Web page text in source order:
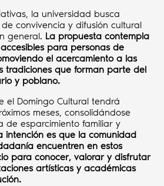
la universidad busca
convivencia y difusión cultural
general. La propuesta contempla
para personas de
el acercamiento a las
tradiciones que forman parte del
y poblano.
el Domingo Cultural tendrá
meses, consolidándose
de esparcimiento familiar y
intención es que la comunidad
encuentren en estos
para conocer, valorar y disfrutar
artísticas y académicas